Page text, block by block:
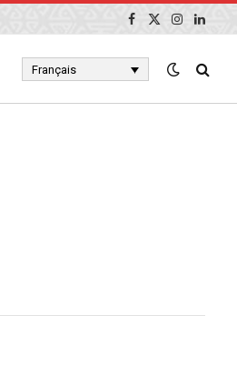
Facebook
X
Instagram
Français